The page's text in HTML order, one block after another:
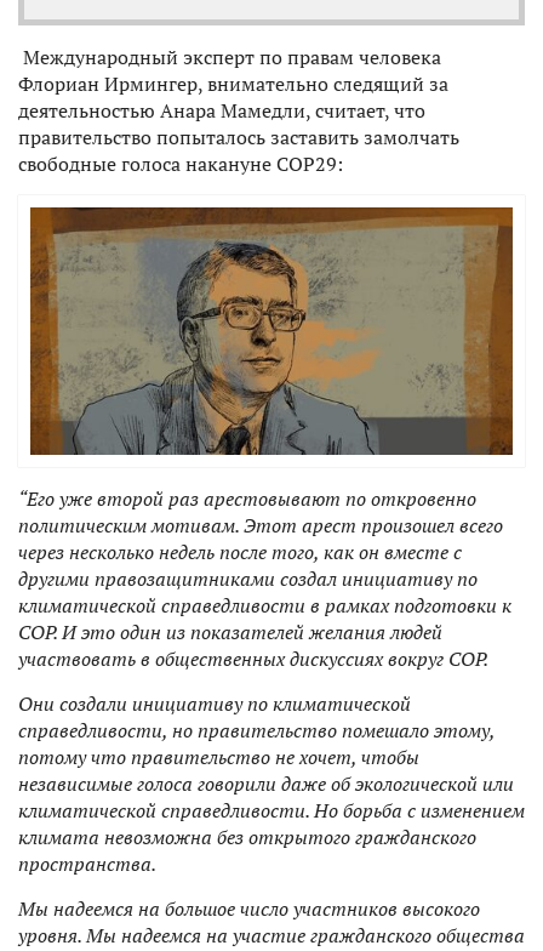
Международный эксперт по правам человека
Флориан Ирмингер, внимательно следящий за
деятельностью Анара Мамедли, считает, что
правительство попыталось заставить замолчать
свободные голоса накануне COP29:
“Его уже второй раз арестовывают по откровенно
политическим мотивам. Этот арест произошел всего
через несколько недель после того, как он вместе с
другими правозащитниками создал инициативу по
климатической справедливости в рамках подготовки к
COP. И это один из показателей желания людей
участвовать в общественных дискуссиях вокруг COP.
Они создали инициативу по климатической
справедливости, но правительство помешало этому,
потому что правительство не хочет, чтобы
независимые голоса говорили даже об экологической или
климатической справедливости. Но борьба с изменением
климата невозможна без открытого гражданского
пространства.
Мы надеемся на большое число участников высокого
уровня. Мы надеемся на участие гражданского общества